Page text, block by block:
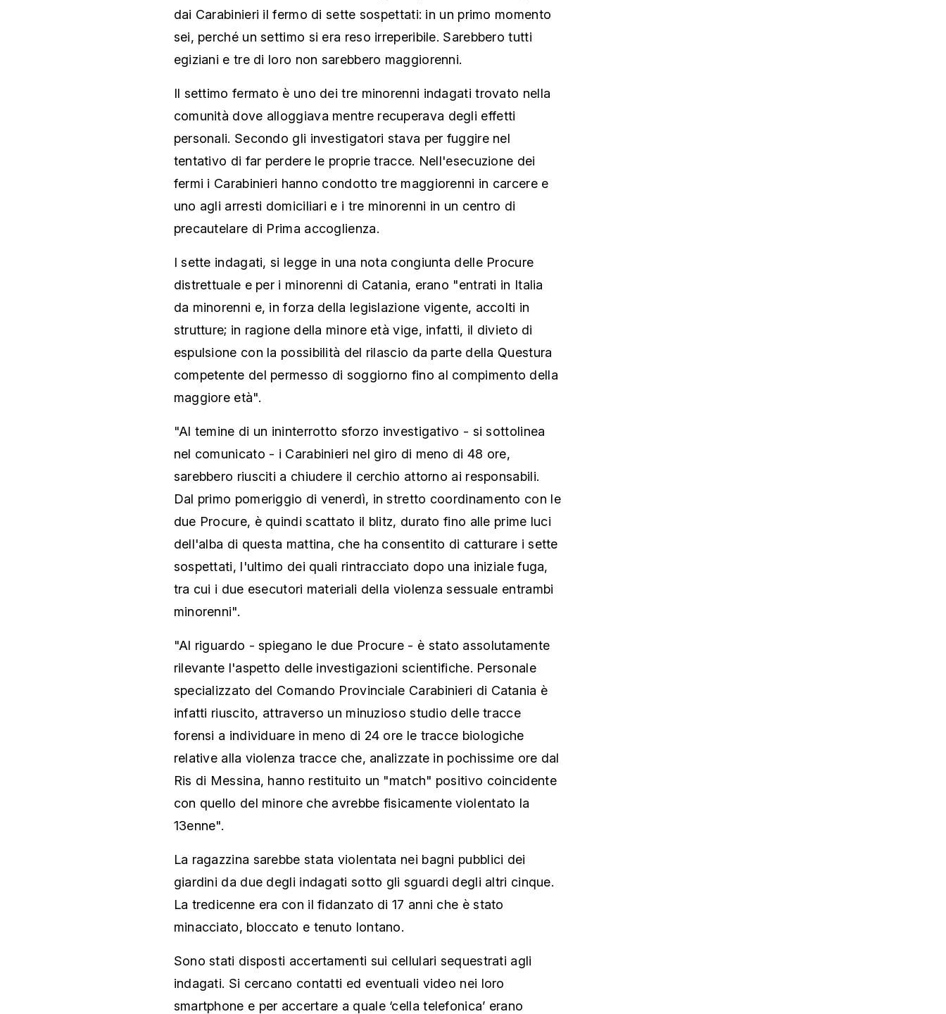
dai Carabinieri il fermo di sette sospettati: in un primo momento
sei, perché un settimo si era reso irreperibile. Sarebbero tutti
egiziani e tre di loro non sarebbero maggiorenni.
Il settimo fermato è uno dei tre minorenni indagati trovato nella
comunità dove alloggiava mentre recuperava degli effetti
personali. Secondo gli investigatori stava per fuggire nel
tentativo di far perdere le proprie tracce. Nell'esecuzione dei
fermi i Carabinieri hanno condotto tre maggiorenni in carcere e
uno agli arresti domiciliari e i tre minorenni in un centro di
precautelare di Prima accoglienza.
I sette indagati, si legge in una nota congiunta delle Procure
distrettuale e per i minorenni di Catania, erano "entrati in Italia
da minorenni e, in forza della legislazione vigente, accolti in
strutture; in ragione della minore età vige, infatti, il divieto di
espulsione con la possibilità del rilascio da parte della Questura
competente del permesso di soggiorno fino al compimento della
maggiore età".
"Al temine di un ininterrotto sforzo investigativo - si sottolinea
nel comunicato - i Carabinieri nel giro di meno di 48 ore,
sarebbero riusciti a chiudere il cerchio attorno ai responsabili.
Dal primo pomeriggio di venerdì, in stretto coordinamento con le
due Procure, è quindi scattato il blitz, durato fino alle prime luci
dell'alba di questa mattina, che ha consentito di catturare i sette
sospettati, l'ultimo dei quali rintracciato dopo una iniziale fuga,
tra cui i due esecutori materiali della violenza sessuale entrambi
minorenni".
"Al riguardo - spiegano le due Procure - è stato assolutamente
rilevante l'aspetto delle investigazioni scientifiche. Personale
specializzato del Comando Provinciale Carabinieri di Catania è
infatti riuscito, attraverso un minuzioso studio delle tracce
forensi a individuare in meno di 24 ore le tracce biologiche
relative alla violenza tracce che, analizzate in pochissime ore dal
Ris di Messina, hanno restituito un "match" positivo coincidente
con quello del minore che avrebbe fisicamente violentato la
13enne".
La ragazzina sarebbe stata violentata nei bagni pubblici dei
giardini da due degli indagati sotto gli sguardi degli altri cinque.
La tredicenne era con il fidanzato di 17 anni che è stato
minacciato, bloccato e tenuto lontano.
Sono stati disposti accertamenti sui cellulari sequestrati agli
indagati. Si cercano contatti ed eventuali video nei loro
smartphone e per accertare a quale ‘cella telefonica’ erano